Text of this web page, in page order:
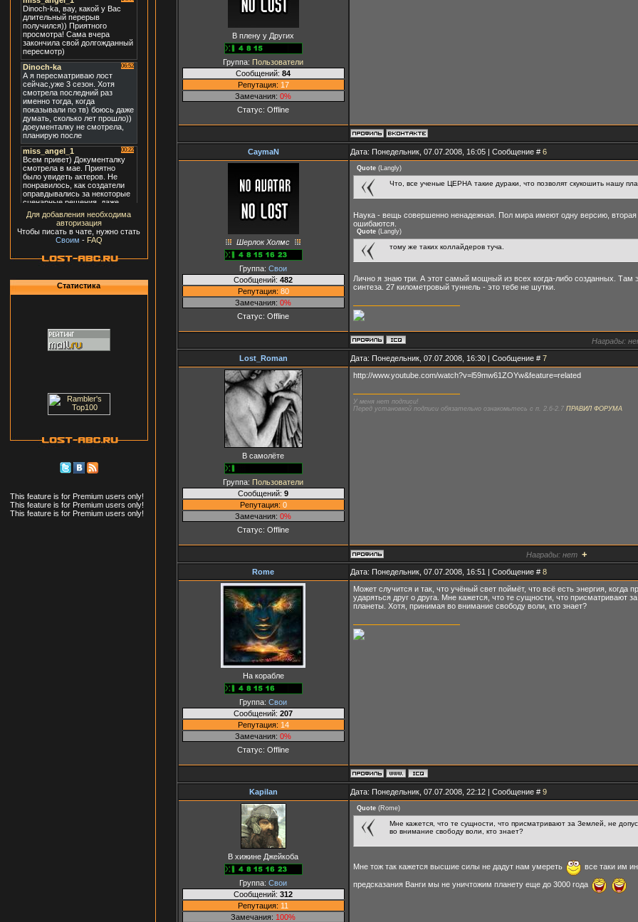
Для добавления необходима
авторизация
Чтобы писать в чате, нужно стать
Своим - FAQ
Статистика
This feature is for Premium users only!
This feature is for Premium users only!
This feature is for Premium users only!
В плену у Других
Группа: Пользователи
Сообщений: 84
Репутация: 17
Замечания: 0%
Статус: Offline
CaymaN Дата: Понедельник, 07.07.2008, 16:05 | Сообщение # 6
Шерлок Холмс
Группа: Свои
Сообщений: 482
Репутация: 80
Замечания: 0%
Статус: Offline
Quote(Langly)
Что, все ученые ЦЕРНА такие дураки, что позволят скукошить нашу
Наука - вещь совершенно ненадежная. Пол мира имеют одну версию,
ошибаются.
Quote(Langly)
тому же таких коллайдеров туча.
Лично я знаю три. А этот самый мощный из всех когда-либо созданных.
синтеза. 27 километровый туннель - это тебе не шутки.
Награды:
Lost_Roman Дата: Понедельник, 07.07.2008, 16:30 | Сообщение # 7
В самолёте
Группа: Пользователи
Сообщений: 9
Репутация: 0
Замечания: 0%
Статус: Offline
http://www.youtube.com/watch?v=l59mw61ZOYw&feature=related
У меня нет подписи!
Перед установкой подписи обязательно ознакомьтесь с п. 2.6-2.7 ПРАВИЛ ФОРУМА
Награды: нет +
Rome Дата: Понедельник, 07.07.2008, 16:51 | Сообщение # 8
На корабле
Группа: Свои
Сообщений: 207
Репутация: 14
Замечания: 0%
Статус: Offline
Может случится и так, что учёный свет поймёт, что всё есть энергия, когда
ударяться друг о друга. Мне кажется, что те сущности, что присматривают
планеты. Хотя, принимая во внимание свободу воли, кто знает?
Kapilan Дата: Понедельник, 07.07.2008, 22:12 | Сообщение # 9
В хижине Джейкоба
Группа: Свои
Сообщений: 312
Репутация: 11
Замечания: 100%
Quote(Rome)
Мне кажется, что те сущности, что присматривают за Землей, не
во внимание свободу воли, кто знает?
Мне тож так кажется высшие силы не дадут нам умереть все таки им
предсказания Ванги мы не уничтожим планету еще до 3000 года